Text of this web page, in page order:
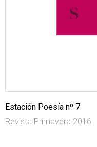
Estación Poesía nº 7
Revista Primavera 2016